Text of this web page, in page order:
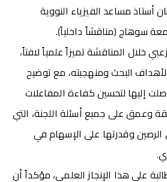
أستاذ مساعد الفيزياء النووية
سوهاج (مناقشاً داخلياً).
خلال المناقشة تميزاً علمياً لافتاً،
البحث ومنهجيته، مع توضيح
إليها لتحسين كفاءة المفاعلات
وعمق على جميع أسئلة اللجنة، التي
وقدرتها على الإسهام في
على هذا الإنجاز العلمي، مؤكداً أن